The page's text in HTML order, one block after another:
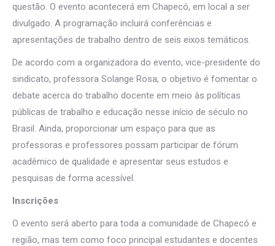
questão. O evento acontecerá em Chapecó, em local a ser
divulgado. A programação incluirá conferências e
apresentações de trabalho dentro de seis eixos temáticos.
De acordo com a organizadora do evento, vice-presidente do
sindicato, professora Solange Rosa, o objetivo é fomentar o
debate acerca do trabalho docente em meio às políticas
públicas de trabalho e educação nesse início de século no
Brasil. Ainda, proporcionar um espaço para que as
professoras e professores possam participar de fórum
acadêmico de qualidade e apresentar seus estudos e
pesquisas de forma acessível.
Inscrições
O evento será aberto para toda a comunidade de Chapecó e
região, mas tem como foco principal estudantes e docentes